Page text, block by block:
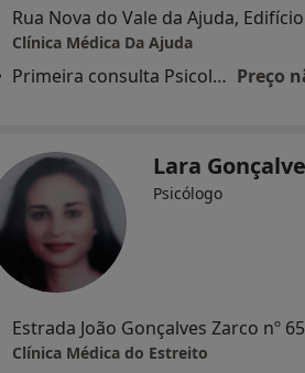
Clínica Médica Da Ajuda
Primeira consulta Psicologia Preço
Lara
Psicólogo
Clínica Médica do Estreito